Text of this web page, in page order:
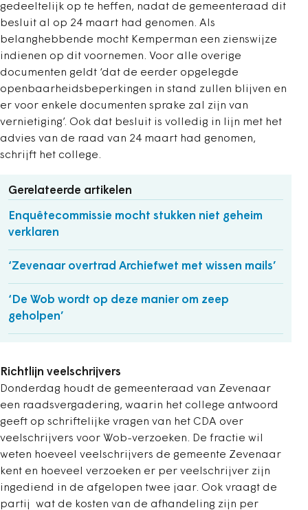
gedeeltelijk op te heffen, nadat de gemeenteraad dit
besluit al op 24 maart had genomen. Als
belanghebbende mocht Kemperman een zienswijze
indienen op dit voornemen. Voor alle overige
documenten geldt ‘dat de eerder opgelegde
openbaarheidsbeperkingen in stand zullen blijven en
er voor enkele documenten sprake zal zijn van
vernietiging’. Ook dat besluit is volledig in lijn met het
advies van de raad van 24 maart had genomen,
schrijft het college.
Gerelateerde artikelen
Enquêtecommissie mocht stukken niet geheim
verklaren
‘Zevenaar overtrad Archiefwet met wissen mails’
‘De Wob wordt op deze manier om zeep
geholpen’
Richtlijn veelschrijvers
Donderdag houdt de gemeenteraad van Zevenaar
een raadsvergadering, waarin het college antwoord
geeft op schriftelijke vragen van het CDA over
veelschrijvers voor Wob-verzoeken. De fractie wil
weten hoeveel veelschrijvers de gemeente Zevenaar
kent en hoeveel verzoeken er per veelschrijver zijn
ingediend in de afgelopen twee jaar. Ook vraagt de
partij wat de kosten van de afhandeling zijn per